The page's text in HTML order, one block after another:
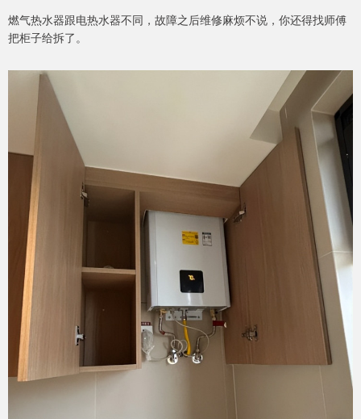
燃气热水器跟电热水器不同，故障之后维修麻烦不说，你还得找师傅
把柜子给拆了。